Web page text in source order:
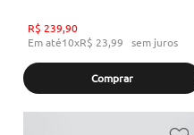
R$ 239,90
Em até10xR$ 23,99 sem juros
Comprar